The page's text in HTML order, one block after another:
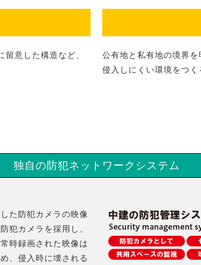
意した構造など、
公有地と私有地の境界
侵入しにくい環境をつく
独自の防犯ネットワークシステム
た防犯カメラの映像
犯カメラを採用し、
時録画された映像は
、侵入時に壊される